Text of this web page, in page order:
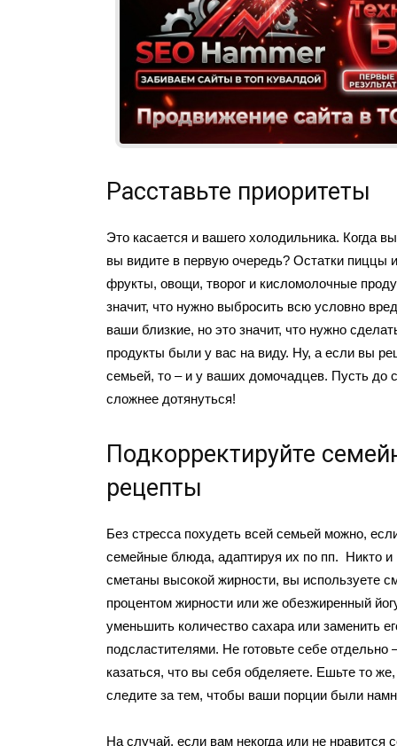
Расставьте приоритеты
Это касается и вашего холодильника. Когда
вы видите в первую очередь? Остатки пиццы
фрукты, овощи, творог и кисломолочные
значит, что нужно выбросить всю условно
ваши близкие, но это значит, что нужно
продукты были у вас на виду. Ну, а если вы
семьей, то – и у ваших домочадцев. Пусть до
сложнее дотянуться!
Подкорректируйте
рецепты
Без стресса похудеть всей семьей можно,
семейные блюда, адаптируя их по пп. Никто и
сметаны высокой жирности, вы используете
процентом жирности или же обезжиренный
уменьшить количество сахара или заменить
подсластителями. Не готовьте себе отдельно
казаться, что вы себя обделяете. Ешьте то же,
следите за тем, чтобы ваши порции были
На случай, если вам некогда или не нравится